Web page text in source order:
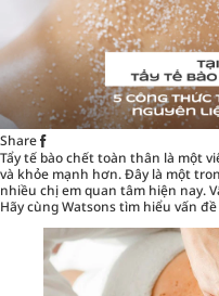
Share
Tẩy tế bào chết toàn thân là một
và khỏe mạnh hơn. Đây là một
nhiều chị em quan tâm hiện nay.
Hãy cùngWatsonstìm hiểu vấn